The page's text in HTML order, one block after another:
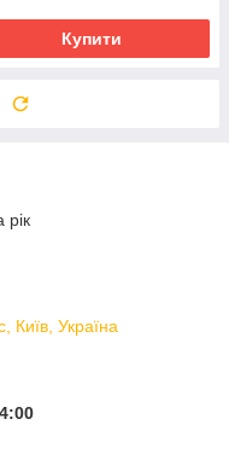
Купити
рік
Київ, Україна